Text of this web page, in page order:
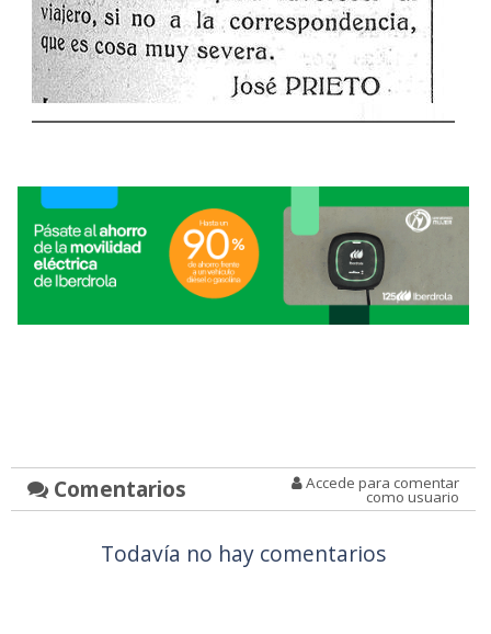
Comentarios Accede para comentar
como usuario
Todavía no hay comentarios